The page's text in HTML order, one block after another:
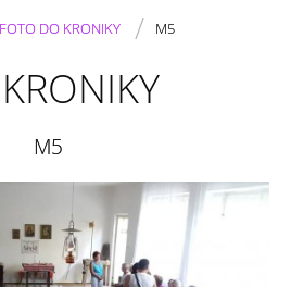
FOTO DO KRONIKY / M5
M5